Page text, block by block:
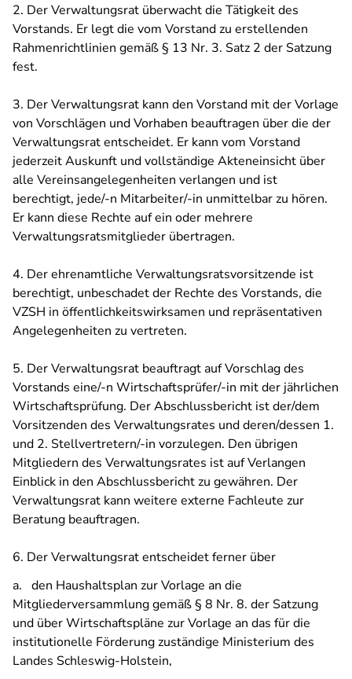
2. Der Verwaltungsrat überwacht die Tätigkeit des
Vorstands. Er legt die vom Vorstand zu erstellenden
Rahmenrichtlinien gemäß § 13 Nr. 3. Satz 2 der Satzung
fest.
3. Der Verwaltungsrat kann den Vorstand mit der Vorlage
von Vorschlägen und Vorhaben beauftragen über die der
Verwaltungsrat entscheidet. Er kann vom Vorstand
jederzeit Auskunft und vollständige Akteneinsicht über
alle Vereinsangelegenheiten verlangen und ist
berechtigt, jede/-n Mitarbeiter/-in unmittelbar zu hören.
Er kann diese Rechte auf ein oder mehrere
Verwaltungsratsmitglieder übertragen.
4. Der ehrenamtliche Verwaltungsratsvorsitzende ist
berechtigt, unbeschadet der Rechte des Vorstands, die
VZSH in öffentlichkeitswirksamen und repräsentativen
Angelegenheiten zu vertreten.
5. Der Verwaltungsrat beauftragt auf Vorschlag des
Vorstands eine/-n Wirtschaftsprüfer/-in mit der jährlichen
Wirtschaftsprüfung. Der Abschlussbericht ist der/dem
Vorsitzenden des Verwaltungsrates und deren/dessen 1.
und 2. Stellvertretern/-in vorzulegen. Den übrigen
Mitgliedern des Verwaltungsrates ist auf Verlangen
Einblick in den Abschlussbericht zu gewähren. Der
Verwaltungsrat kann weitere externe Fachleute zur
Beratung beauftragen.
6. Der Verwaltungsrat entscheidet ferner über
a. den Haushaltsplan zur Vorlage an die
Mitgliederversammlung gemäß § 8 Nr. 8. der Satzung
und über Wirtschaftspläne zur Vorlage an das für die
institutionelle Förderung zuständige Ministerium des
Landes Schleswig-Holstein,